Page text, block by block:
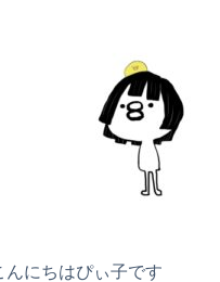
んにちはぴぃ子です